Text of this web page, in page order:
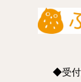
◆受付